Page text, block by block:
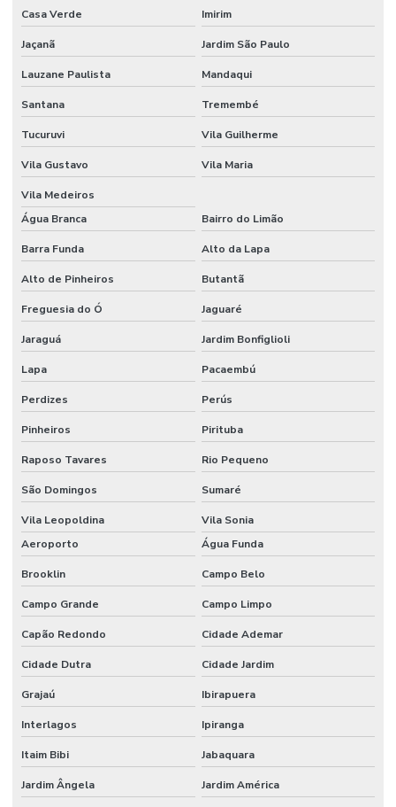
Custo de construção galpão industrial
Empresa de construção civil em campinas
Empresa de construção civil em campinas e região
Empresa de construção civil comercial
Empresa de construção civil industrial
Empresa de construção de galpão
Empresa de construção industrial
Empresa de engenharia civil em campinas
Empresa especializada em piso industrial
Empresa de obras e reformas
Empresa de piso industrial
Empresa de projetos arquitetônicos
Empresa de reforma comercial
Empresa de reforma de condominio
Empresa de reforma corporativa
Empresa de reforma industrial
Empresa de reforma industrial e comercial
Empresa de reformas e construções
Empresas de gerenciamento de projetos e obras
Empresas de projetos de engenharia sp
Casa Verde Imirim
Jaçanã Jardim São Paulo
Lauzane Paulista Mandaqui
Santana Tremembé
Tucuruvi Vila Guilherme
Vila Gustavo Vila Maria
Vila Medeiros
Água Branca
Bairro do Limão
Barra Funda Alto da Lapa
Alto de Pinheiros Butantã
Freguesia do Ó Jaguaré
Jaraguá Jardim Bonfiglioli
Lapa Pacaembú
Perdizes Perús
Pinheiros Pirituba
Raposo Tavares Rio Pequeno
São Domingos Sumaré
Vila Leopoldina
Vila Sonia
Aeroporto
Água Funda
Brooklin Campo Belo
Campo Grande Campo Limpo
Capão Redondo Cidade Ademar
Cidade Dutra Cidade Jardim
Grajaú Ibirapuera
Interlagos Ipiranga
Itaim Bibi Jabaquara
Jardim Ângela Jardim América